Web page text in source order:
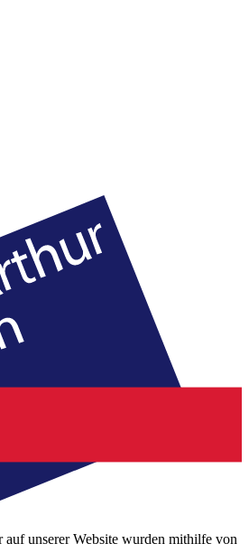
unserer Website wurden mithilfe von